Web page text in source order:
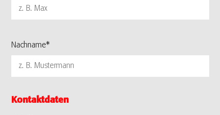
Nachname*
Kontaktdaten